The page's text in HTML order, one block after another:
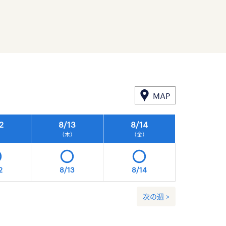
MAP
8/13
（木）
8/14
（金）
8/13 8/14
次の週 >